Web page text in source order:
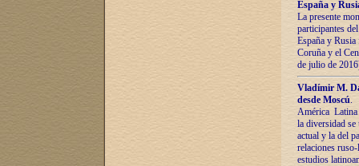
España y
La presente
participantes
España y
Coruña y el
de julio de
Vladímir М.
desde Moscú.
América Latina
la diversidad
actual у lа del
relaciones
estudios